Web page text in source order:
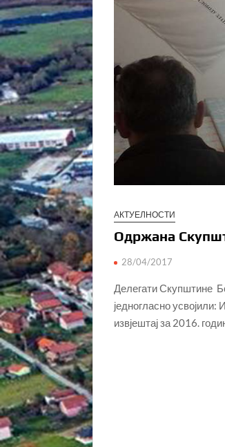
АКТУЕЛНОСТИ
Одржана
28/04/2017
Делегати Скупштине
једногласно усвојили:
извјештај за 2016.